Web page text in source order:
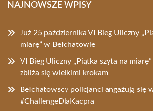
NAJNOWSZE WPISY
Już 25 października VI Bieg Uliczny
miarę” w Bełchatowie
VI Bieg Uliczny „Piątka szyta na
zbliża się wielkimi krokami
Bełchatowscy policjanci angażują się
#ChallengeDlaKacpra